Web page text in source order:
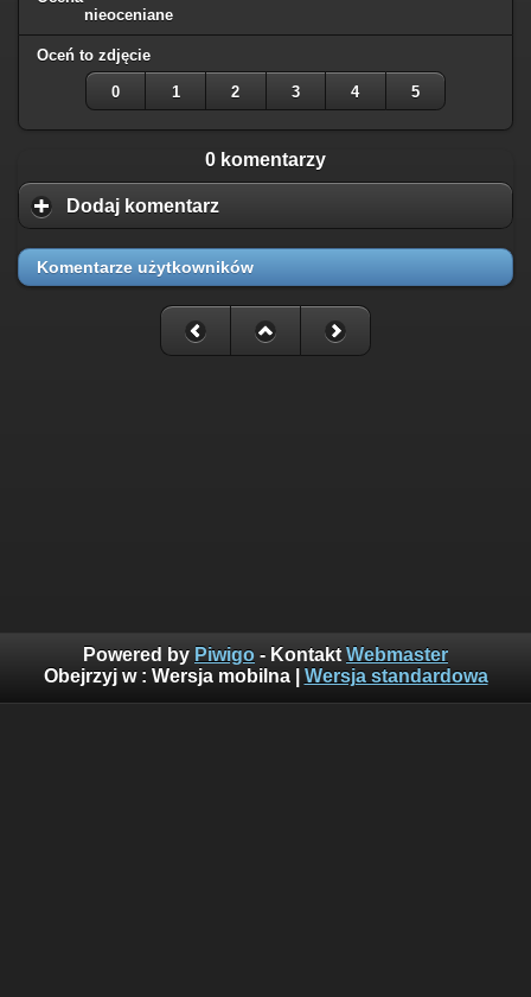
nieoceniane
Oceń to zdjęcie
0 1 2 3 4 5
0 komentarzy
Dodaj komentarz
Komentarze użytkowników
Powered by Piwigo - Kontakt Webmaster
Obejrzyj w : Wersja mobilna| Wersja standardowa